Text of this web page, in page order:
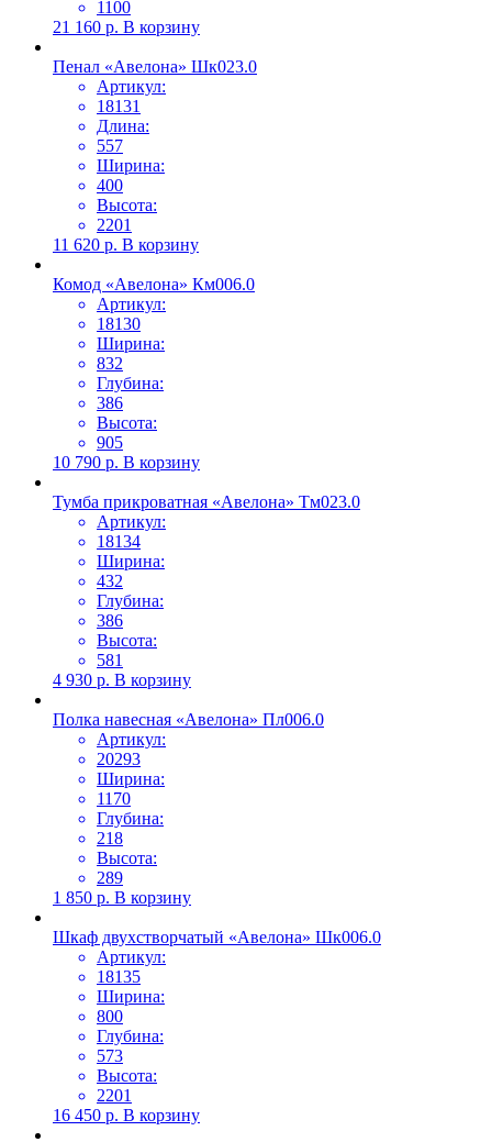
1100
21 160 р. В корзину
Пенал «Авелона» Шк023.0
Артикул:
18131
Длина:
557
Ширина:
400
Высота:
2201
11 620 р. В корзину
Комод «Авелона» Км006.0
Артикул:
18130
Ширина:
832
Глубина:
386
Высота:
905
10 790 р. В корзину
Тумба прикроватная «Авелона» Тм023.0
Артикул:
18134
Ширина:
432
Глубина:
386
Высота:
581
4 930 р. В корзину
Полка навесная «Авелона» Пл006.0
Артикул:
20293
Ширина:
1170
Глубина:
218
Высота:
289
1 850 р. В корзину
Шкаф двухстворчатый «Авелона» Шк006.0
Артикул:
18135
Ширина:
800
Глубина:
573
Высота:
2201
16 450 р. В корзину